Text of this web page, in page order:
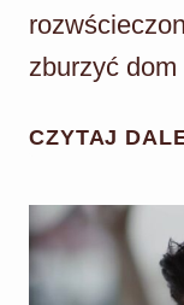
zburzyć
CZYTAJ